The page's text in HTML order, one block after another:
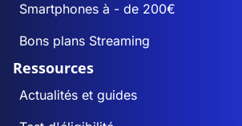
Smartphones à - de 200€
Bons plans Streaming
Ressources
Actualités et guides